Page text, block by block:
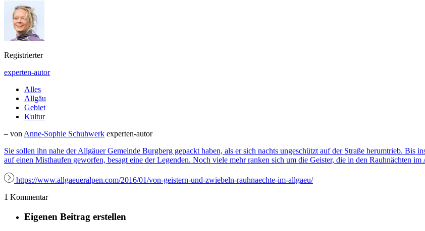
Registrierter
experten-autor
Alles
Allgäu
Gebiet
Kultur
– von Anne-Sophie Schuhwerk experten-autor
Sie sollen ihn nahe der Allgäuer Gemeinde Burgberg gepackt haben, als er sich nachts ungeschützt auf der Straße herumtrieb.
auf einen Misthaufen geworfen, besagt eine der Legenden. Noch viele mehr ranken sich um die Geister, die in den Rauhnächten
https://www.allgaeueralpen.com/2016/01/von-geistern-und-zwiebeln-rauhnaechte-im-allgaeu/
1 Kommentar
Eigenen Beitrag erstellen